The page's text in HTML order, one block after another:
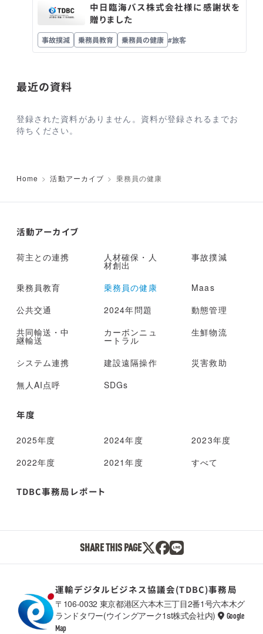
中日臨海バス株式会社様に感謝状を
贈りました
事故撲減 乗務員教育 乗務員の健康 #旅客
最近の資料
登録された資料がありません。資料が登録されるまでお
待ちください。
Home 活動アーカイブ 乗務員の健康
活動アーカイブ
荷主との連携 人材確保・人
材創出
事故撲減
乗務員教育 乗務員の健康
Maas
公共交通
2024年問題
動態管理
共同輸送・中
継輸送
カーボンニュ
ートラル
生鮮物流
システム連携 建設遠隔操作
災害救助
無人AI点呼
SDGs
年度
2025年度 2024年度
2023年度
2022年度
2021年度 すべて
TDBC事務局レポート
SHARE THIS PAGE
TDBC
運輸デジタルビジネス協議会(TDBC)事務局
〒106-0032 東京都港区六本木三丁目2番1号六本木グ
ランドタワー(ウイングアーク1st株式会社内)
Google
Map